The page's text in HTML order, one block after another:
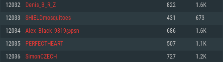
네트워크: 브로드밴드 인터넷
여유 저장 공간: 22.1 GB (최소 클라이언트)
권장 사양
네트워크: 브로드밴드 인터넷
여유 저장 공간: 22.1 GB (최소 클라이언트)
권장 사양
원하는 AMD (6개월 미만; 최소사양 지원 해상도 720p)
네트워크: 브로드밴드 인터넷
여유 저장 공간: 22.1 GB (최소 클라이언트)
권장 사양
12032 Denis_B_R_Z 822 1.6K
12033 SHIELDmosquitoes 431 673
12034 Alex_Black_9819@psn 686 1.6K
12035 PERFECTHEART 507 1.1K
12036 SimonCZECH 727 1.2K